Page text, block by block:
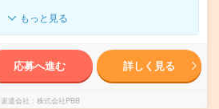
もっと見る
応募へ進む 詳しく見る
派遣会社 株式会社PBB